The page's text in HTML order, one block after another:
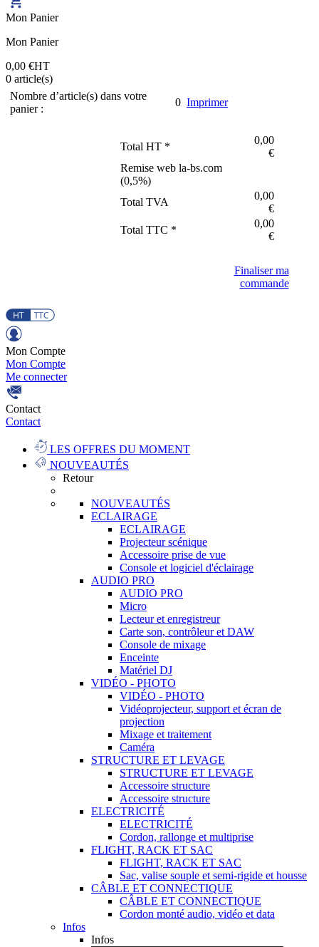
Mon Panier
Mon Panier
0,00 €HT
0 article(s)
Nombre d’article(s) dans votre
panier :
0 Imprimer
Total HT *
0,00
€
Remise web la-bs.com
(0,5%)
Total TVA
0,00
€
Total TTC *
0,00
€
Finaliser ma
commande
Mon Compte
Mon Compte
Me connecter
Contact
Contact
LES OFFRES DU MOMENT
NOUVEAUTÉS
Retour
NOUVEAUTÉS
ECLAIRAGE
ECLAIRAGE
Projecteur scénique
Accessoire prise de vue
Console et logiciel d'éclairage
AUDIO PRO
AUDIO PRO
Micro
Lecteur et enregistreur
Carte son, contrôleur et DAW
Console de mixage
Enceinte
Matériel DJ
VIDÉO - PHOTO
VIDÉO - PHOTO
Vidéoprojecteur, support et écran de
projection
Mixage et traitement
Caméra
STRUCTURE ET LEVAGE
STRUCTURE ET LEVAGE
Accessoire structure
Accessoire structure
ELECTRICITÉ
ELECTRICITÉ
Cordon, rallonge et multiprise
FLIGHT, RACK ET SAC
FLIGHT, RACK ET SAC
Sac, valise souple et semi-rigide et housse
CÂBLE ET CONNECTIQUE
CÂBLE ET CONNECTIQUE
Cordon monté audio, vidéo et data
Infos
Infos